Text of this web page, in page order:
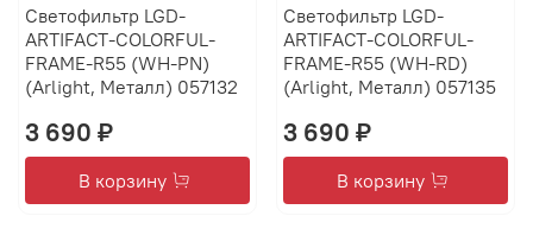
Светофильтр LGD-
ARTIFACT-COLORFUL-
FRAME-R55 (WH-PN)
(Arlight, Металл) 057132
3 690 ₽
В корзину
Светофильтр LGD-
ARTIFACT-COLORFUL-
FRAME-R55 (WH-RD)
(Arlight, Металл) 057135
3 690 ₽
В корзину